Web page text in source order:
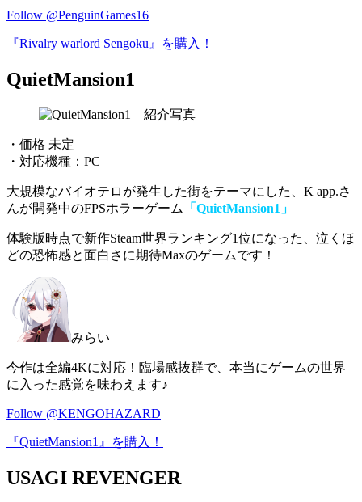
Follow @PenguinGames16
『Rivalry warlord Sengoku』を購入！
QuietMansion1
・価格 未定
・対応機種：PC
大規模なバイオテロが発生した街をテーマにした、K app.さ
んが開発中のFPSホラーゲーム
「QuietMansion1」
体験版時点で新作Steam世界ランキング1位になった
、泣くほ
どの恐怖感と面白さに期待Maxのゲームです！
みらい
今作は全編4Kに対応！臨場感抜群で、本当にゲームの世界
に入った感覚を味わえます♪
Follow @KENGOHAZARD
『QuietMansion1』を購入！
USAGI REVENGER